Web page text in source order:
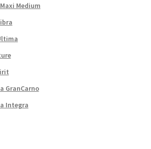
Medium
GranCarno
Integra